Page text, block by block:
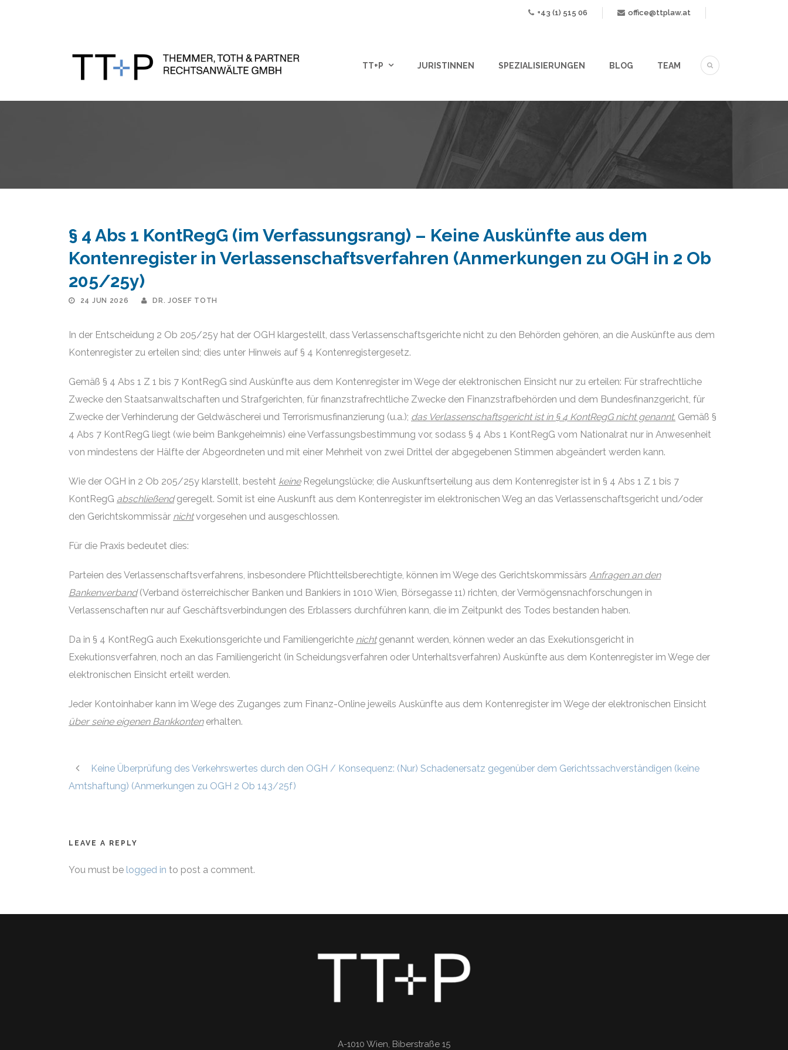
+43 (1) 515 06 office@ttplaw.at
TT+P JURISTINNEN SPEZIALISIERUNGEN BLOG TEAM
§ 4 Abs 1 KontRegG (im Verfassungsrang) – Keine Auskünfte aus dem
Kontenregister in Verlassenschaftsverfahren (Anmerkungen zu OGH in 2 Ob
205/25y)
24 JUN 2026 DR. JOSEF TOTH
In der Entscheidung 2 Ob 205/25y hat der OGH klargestellt, dass Verlassenschaftsgerichte nicht zu den Behörden gehören, an die Auskünfte aus dem
Kontenregister zu erteilen sind; dies unter Hinweis auf § 4 Kontenregistergesetz.
Gemäß § 4 Abs 1 Z 1 bis 7 KontRegG sind Auskünfte aus dem Kontenregister im Wege der elektronischen Einsicht nur zu erteilen: Für strafrechtliche
Zwecke den Staatsanwaltschaften und Strafgerichten, für finanzstrafrechtliche Zwecke den Finanzstrafbehörden und dem Bundesfinanzgericht, für
Zwecke der Verhinderung der Geldwäscherei und Terrorismusfinanzierung (u.a.); das Verlassenschaftsgericht ist in § 4 KontRegG nicht genannt. Gemäß §
4 Abs 7 KontRegG liegt (wie beim Bankgeheimnis) eine Verfassungsbestimmung vor, sodass § 4 Abs 1 KontRegG vom Nationalrat nur in Anwesenheit
von mindestens der Hälfte der Abgeordneten und mit einer Mehrheit von zwei Drittel der abgegebenen Stimmen abgeändert werden kann.
Wie der OGH in 2 Ob 205/25y klarstellt, besteht keineRegelungslücke; die Auskunftserteilung aus dem Kontenregister ist in § 4 Abs 1 Z 1 bis 7
KontRegG abschließendgeregelt. Somit ist eine Auskunft aus dem Kontenregister im elektronischen Weg an das Verlassenschaftsgericht und/oder
den Gerichtskommissär nichtvorgesehen und ausgeschlossen.
Für die Praxis bedeutet dies:
Parteien des Verlassenschaftsverfahrens, insbesondere Pflichtteilsberechtigte, können im Wege des Gerichtskommissärs Anfragen an den
Bankenverband(Verband österreichischer Banken und Bankiers in 1010 Wien, Börsegasse 11) richten, der Vermögensnachforschungen in
Verlassenschaften nur auf Geschäftsverbindungen des Erblassers durchführen kann, die im Zeitpunkt des Todes bestanden haben.
Da in § 4 KontRegG auch Exekutionsgerichte und Familiengerichte nichtgenannt werden, können weder an das Exekutionsgericht in
Exekutionsverfahren, noch an das Familiengericht (in Scheidungsverfahren oder Unterhaltsverfahren) Auskünfte aus dem Kontenregister im Wege der
elektronischen Einsicht erteilt werden.
Jeder Kontoinhaber kann im Wege des Zuganges zum Finanz-Online jeweils Auskünfte aus dem Kontenregister im Wege der elektronischen Einsicht
über seine eigenen Bankkontenerhalten.
Keine Überprüfung des Verkehrswertes durch den OGH / Konsequenz: (Nur) Schadenersatz gegenüber dem Gerichtssachverständigen (keine
Amtshaftung) (Anmerkungen zu OGH 2 Ob 143/25f)
LEAVE A REPLY
You must be logged in to post a comment.
A-1010 Wien, Biberstraße 15